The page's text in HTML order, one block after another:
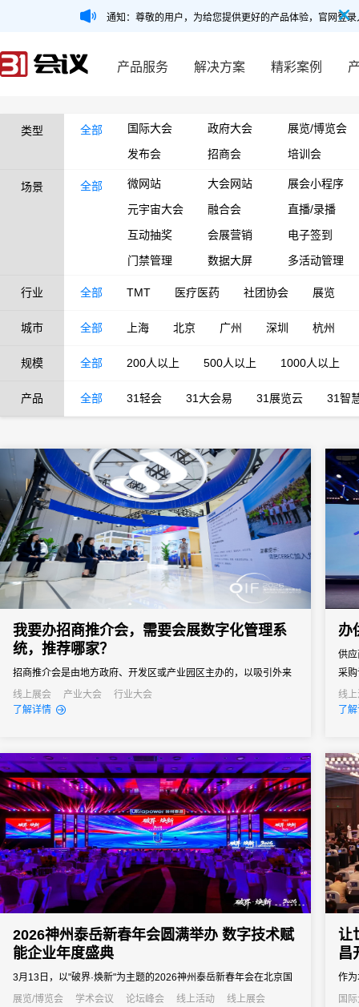
通知：尊敬的用户，为给您提供更好的产品体验，官网登
产品服务 解决方案 精彩案例
类型 全部 国际大会 政府大会
展览/博览会
发布会
招商会 培训会
场景 全部 微网站 大会网站
展会小程序
元宇宙大会
融合会
直播/录播
互动抽奖
会展营销
电子签到
门禁管理
数据大屏 多活动管理
行业 全部 TMT 医疗医药 社团协会 展览
城市 全部 上海 北京 广州 深圳 杭州
规模 全部 200人以上 500人以上 1000人以上
产品 全部 31轻会 31大会易 31展览云 31智
我要办招商推介会，需要会展数字化管理系
统，推荐哪家？
招商推介会是由地方政府、开发区或产业园区主办的，以吸引外来
投资、促进产业落地为核心目标的专题商务活动。参会客商涵盖世
界500强、行业龙头、投资机构和商会协会，单场活动潜在投资意
会务系统不...
线上展会 产业大会
行业大会
了解详情
办
供
采
通
窗
线
了
2026神州泰岳新春年会圆满举办 数字技术赋
能企业年度盛典
3月13日，以"破界·焕新"为主题的2026神州泰岳新春年会在北京国
家会议中心成功举办。来自全国的1600余名泰岳人齐聚一堂，回望
展览/博览会 学术会议 论坛峰会 线上活动
线上展会
让
昌
作
大
国